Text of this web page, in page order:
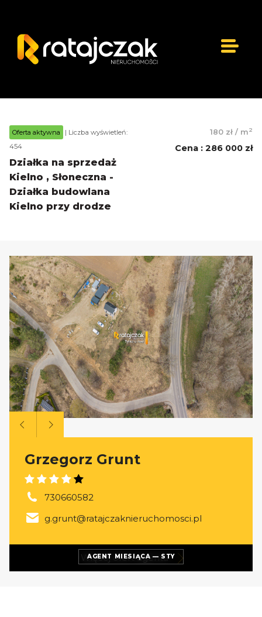
Oferta aktywna
| Liczba wyświetleń:
454
Działka na sprzedaż
Kielno , Słoneczna -
Działka budowlana
Kielno przy drodze
180 zł / m2
Cena : 286 000 zł
AGENT MIESIĄCA — STY
Grzegorz Grunt
730660582
g.grunt@ratajczaknieruchomosci.pl
Więcej ofertagenta